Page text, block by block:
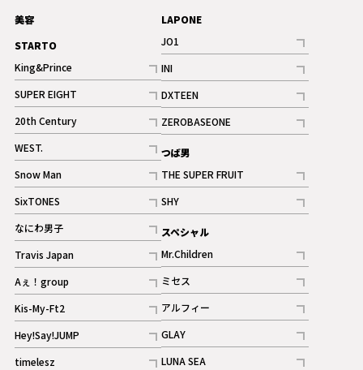
美容
STARTO
King&Prince
記事
SUPER EIGHT
記事
20th Century
記事
WEST.
記事
Snow Man
記事
ギャラリー
SixTONES
記事
ギャラリー
なにわ男子
記事
Travis Japan
記事
Aぇ！group
記事
Kis-My-Ft2
記事
ギャラリー
Hey!Say!JUMP
記事
timelesz
LAPONE
JO1
記事
INI
記事
ギャラリー
DXTEEN
記事
ギャラリー
ZEROBASEONE
記事
つば男
THE SUPER FRUIT
記事
SHY
記事
スペシャル
Mr.Children
記事
ミセス
記事
アルフィー
記事
GLAY
記事
LUNA SEA